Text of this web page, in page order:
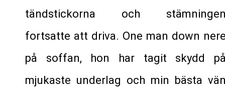
tändstickorna och
fortsatte att driva. One man down
på soffan, hon har tagit skydd
mjukaste underlag och min bästa